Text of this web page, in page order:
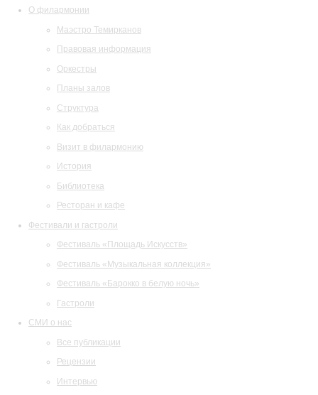
О филармонии
Маэстро Темирканов
Правовая информация
Оркестры
Планы залов
Структура
Как добраться
Визит в филармонию
История
Библиотека
Ресторан и кафе
Фестивали и гастроли
Фестиваль «Площадь Искусств»
Фестиваль «Музыкальная коллекция»
Фестиваль «Барокко в белую ночь»
Гастроли
СМИ о нас
Все публикации
Рецензии
Интервью